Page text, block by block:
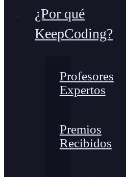
¿Por qué
KeepCoding?
Profesores
Expertos
Premios
Recibidos